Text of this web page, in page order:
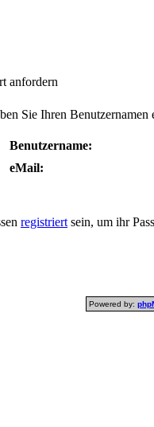
anfordern
Sie Ihren Benutzernamen
Benutzername:
eMail:
registriert sein, um ihr
Powered by: